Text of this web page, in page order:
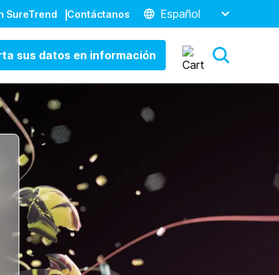
SureTrend Contáctanos Español
sus datos en información